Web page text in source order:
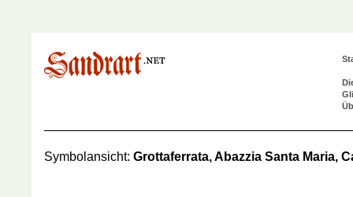
Symbolansicht: Grottaferrata, Abazzia Santa Maria,